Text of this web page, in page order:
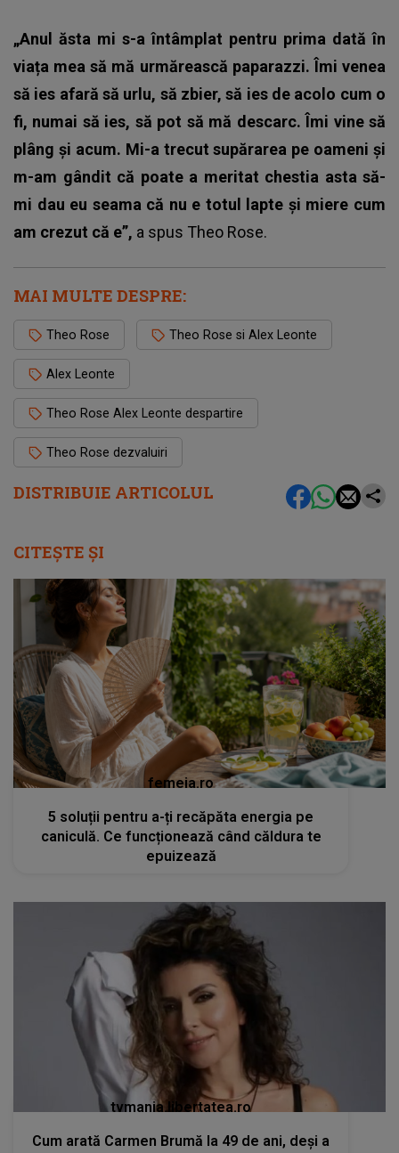
DISTRIBUIE ARTICOLUL
„Anul ăsta mi s-a întâmplat pentru prima dată în
viața mea să mă urmărească paparazzi. Îmi venea
să ies afară să urlu, să zbier, să ies de acolo cum o
fi, numai să ies, să pot să mă descarc. Îmi vine să
plâng și acum. Mi-a trecut supărarea pe oameni și
m-am gândit că poate a meritat chestia asta să-
mi dau eu seama că nu e totul lapte și miere cum
am crezut că e”, a spus Theo Rose.
MAI MULTE DESPRE:
Theo Rose Theo Rose si Alex Leonte
Alex Leonte
Theo Rose Alex Leonte despartire
Theo Rose dezvaluiri
CITEȘTE ȘI
femeia.ro
5 soluții pentru a-ți recăpăta energia pe
caniculă. Ce funcționează când căldura te
epuizează
tvmania.libertatea.ro
Cum arată Carmen Brumă la 49 de ani, deși a